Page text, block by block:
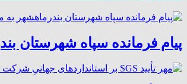
پیام فرمانده سپاه شهرستان